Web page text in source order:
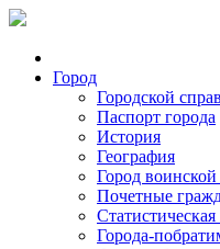
Город
Городской
Паспорт города
История
География
Город
Почетные
Города-